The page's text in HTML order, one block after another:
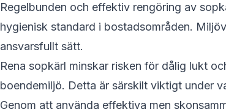
Regelbunden och effektiv rengöring av
hygienisk standard i bostadsområden.
ansvarsfullt sätt.
Rena sopkärl minskar risken för dålig lukt
boendemiljö. Detta är särskilt viktigt under
Genom att använda effektiva men